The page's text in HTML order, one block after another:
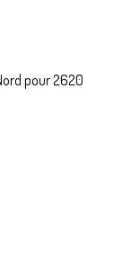
pour 2620